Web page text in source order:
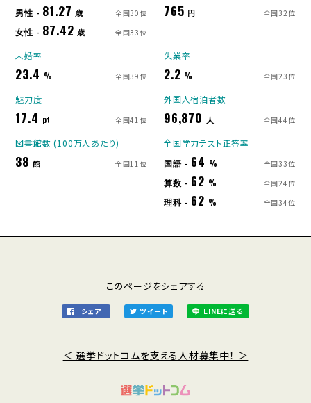
男性 - 81.27 歳 全国30位
女性 - 87.42 歳 全国33位
765 円 全国32位
未婚率
23.4 % 全国39位
失業率
2.2 % 全国23位
魅力度
17.4 pt 全国41位
外国人宿泊者数
96,870 人 全国44位
図書館数 (100万人あたり)
38 館 全国11位
全国学力テスト正答率
国語 - 64 % 全国33位
算数 - 62 % 全国24位
理科 - 62 % 全国34位
このページをシェアする
シェア ツイート LINEに送る
＜ 選挙ドットコムを支える人材募集中！ ＞